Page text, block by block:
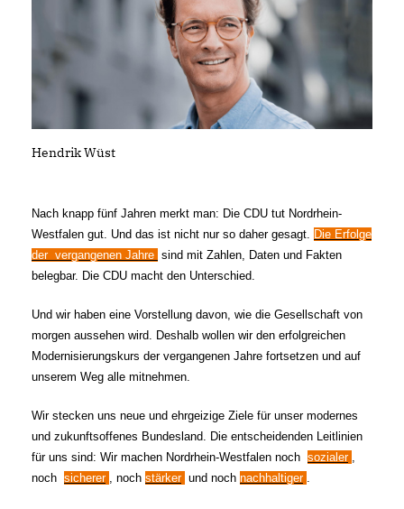
Hendrik Wüst
Nach knapp fünf Jahren merkt man: Die CDU tut Nordrhein-
Westfalen gut. Und das ist nicht nur so daher gesagt. Die Erfolge
der vergangenen Jahre sind mit Zahlen, Daten und Fakten
belegbar. Die CDU macht den Unterschied.
Und wir haben eine Vorstellung davon, wie die Gesellschaft von
morgen aussehen wird. Deshalb wollen wir den erfolgreichen
Modernisierungskurs der vergangenen Jahre fortsetzen und auf
unserem Weg alle mitnehmen.
Wir stecken uns neue und ehrgeizige Ziele für unser modernes
und zukunftsoffenes Bundesland. Die entscheidenden Leitlinien
für uns sind: Wir machen Nordrhein-Westfalen noch sozialer ,
noch sicherer , noch stärker und noch nachhaltiger .